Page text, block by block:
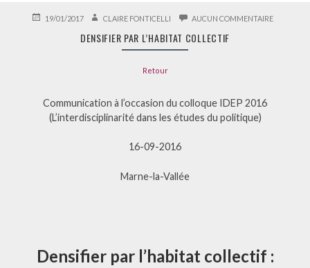
D'ARIANE
PUBLIÉ19/01/2017 AUTEUR
CLAIRE FONTICELLI AUCUN COMMENTAIRESUR
DENSIFIER PAR L’HABITAT COLLECTIF
Retour
Communication à l’occasion du colloque IDEP 2016
(L’interdisciplinarité dans les études du politique)
16-09-2016
Marne-la-Vallée
Densifier par l’habitat collectif :